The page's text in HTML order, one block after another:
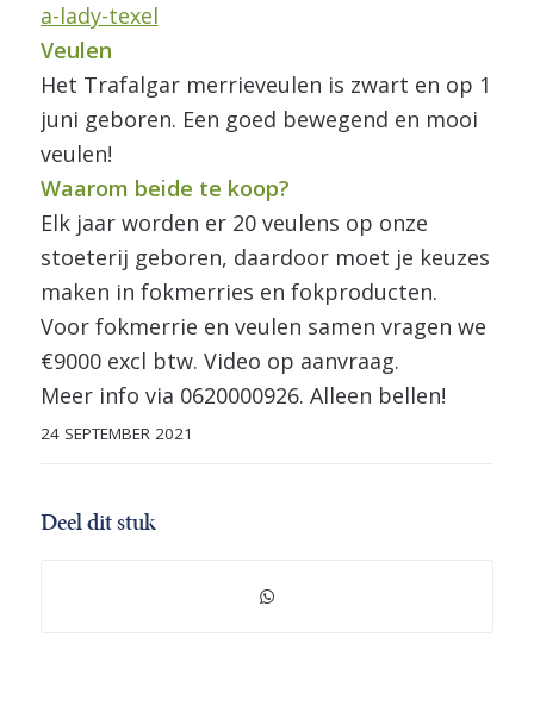
a-lady-texel
Veulen
Het Trafalgar merrieveulen is zwart en op 1
juni geboren. Een goed bewegend en mooi
veulen!
Waarom beide te koop?
Elk jaar worden er 20 veulens op onze
stoeterij geboren, daardoor moet je keuzes
maken in fokmerries en fokproducten.
Voor fokmerrie en veulen samen vragen we
€9000 excl btw. Video op aanvraag.
Meer info via 0620000926. Alleen bellen!
24 SEPTEMBER 2021
Deel dit stuk